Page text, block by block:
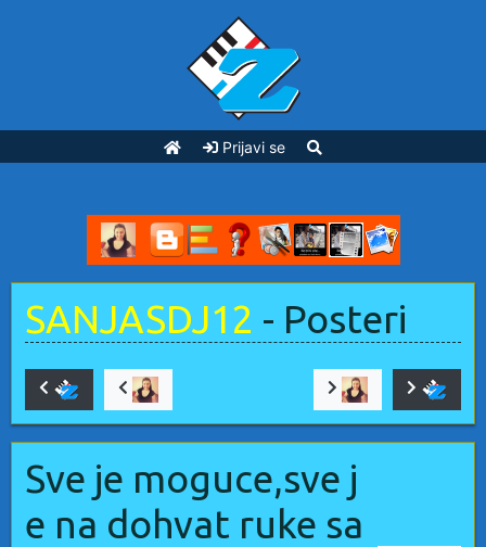
Prijavi se
SANJASDJ12 - Posteri
Sve je moguce,sve j
e na dohvat ruke sa